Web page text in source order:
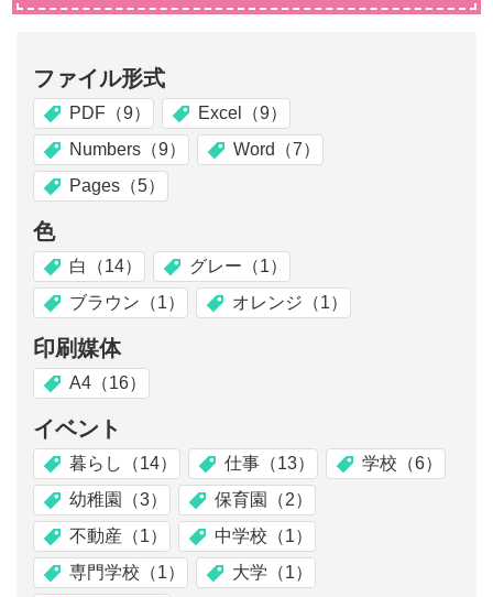
ファイル形式
PDF（9）
Excel（9）
Numbers（9）
Word（7）
Pages（5）
色
白（14）
グレー（1）
ブラウン（1）
オレンジ（1）
印刷媒体
A4（16）
イベント
暮らし（14） 仕事（13）
学校（6）
幼稚園（3）
保育園（2）
不動産（1）
中学校（1）
専門学校（1）
大学（1）